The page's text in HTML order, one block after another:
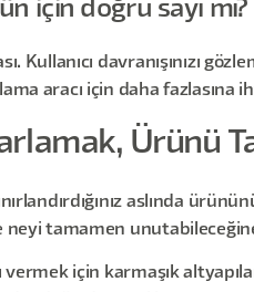
için doğru sayı mı?
Kullanıcı davranışınızı
aracı için daha fazlasına
Ürünü
aslında
neyi tamamen
vermek için karmaşık